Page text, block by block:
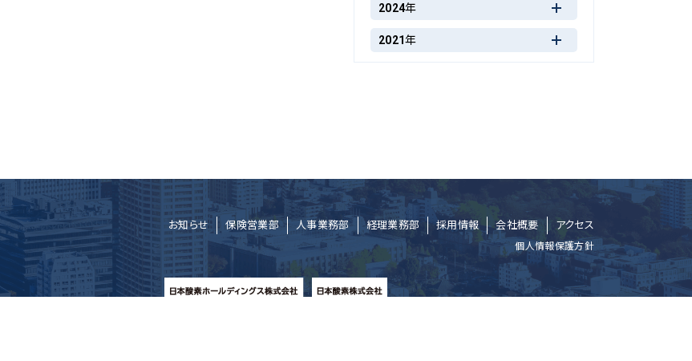
2024年
2021年
お知らせ 保険営業部 人事業務部 経理業務部 採用情報 会社概要 アクセス
個人情報保護方針